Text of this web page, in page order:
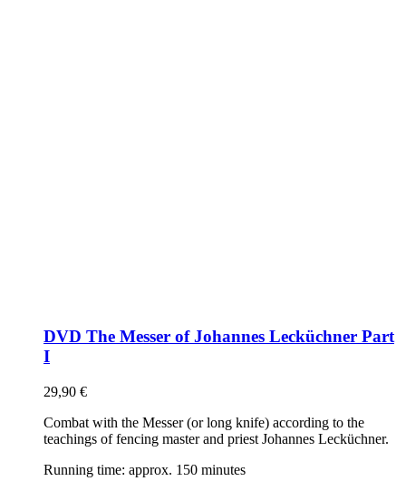
DVD The Messer of Johannes Lecküchner Part
I
29,90 €
Combat with the Messer (or long knife) according to the
teachings of fencing master and priest Johannes Lecküchner.
Running time: approx. 150 minutes